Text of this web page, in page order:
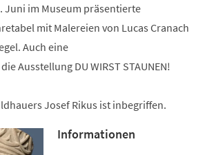
Juni im Museum präsentierte
mit Malereien von Lucas Cranach
Auch eine
Ausstellung DU WIRST STAUNEN!
Josef Rikus ist inbegriffen.
Informationen